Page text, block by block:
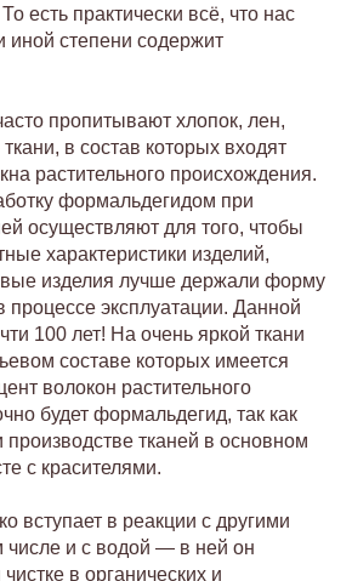
есть практически всё, что нас
иной степени содержит
пропитывают хлопок, лен,
в состав которых входят
растительного происхождения.
формальдегидом при
осуществляют для того, чтобы
характеристики изделий,
изделия лучше держали форму
эксплуатации. Данной
100 лет! На очень яркой ткани
составе которых имеется
волокон растительного
будет формальдегид, так как
тканей в основном
с красителями.
вступает в реакции с другими
числе и с водой — в ней он
в органических и